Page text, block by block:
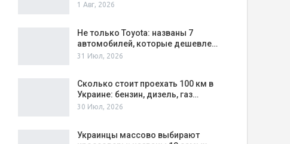
1 Авг, 2026
Не только Toyota: названы 7
автомобилей, которые дешевле…
31 Июл, 2026
Сколько стоит проехать 100 км в
Украине: бензин, дизель, газ…
30 Июл, 2026
Украинцы массово выбирают